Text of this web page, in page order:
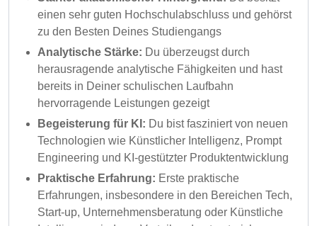
einen sehr guten Hochschulabschluss und gehörst
zu den Besten Deines Studiengangs
Analytische Stärke: Du überzeugst durch
herausragende analytische Fähigkeiten und hast
bereits in Deiner schulischen Laufbahn
hervorragende Leistungen gezeigt
Begeisterung für KI: Du bist fasziniert von neuen
Technologien wie Künstlicher Intelligenz, Prompt
Engineering und KI-gestützter Produktentwicklung
Praktische Erfahrung: Erste praktische
Erfahrungen, insbesondere in den Bereichen Tech,
Start-up, Unternehmensberatung oder Künstliche